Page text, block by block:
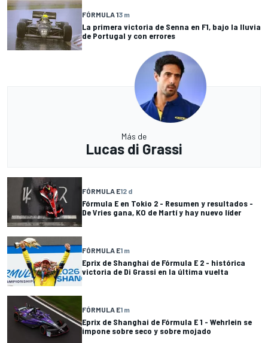
FÓRMULA 13 m
La primera victoria de Senna en F1, bajo la lluvia
de Portugal y con errores
Más de
Lucas di Grassi
FÓRMULA E12 d
Fórmula E en Tokio 2 - Resumen y resultados -
De Vries gana, KO de Martí y hay nuevo líder
FÓRMULA E1 m
Eprix de Shanghai de Fórmula E 2 - histórica
victoria de Di Grassi en la última vuelta
FÓRMULA E1 m
Eprix de Shanghai de Fórmula E 1 - Wehrlein se
impone sobre seco y sobre mojado